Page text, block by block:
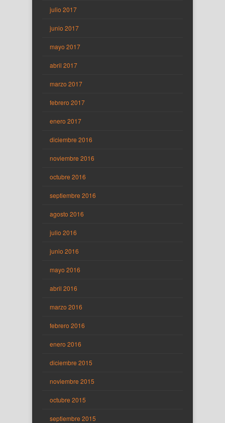
julio 2017
junio 2017
mayo 2017
abril 2017
marzo 2017
febrero 2017
enero 2017
diciembre 2016
noviembre 2016
octubre 2016
septiembre 2016
agosto 2016
julio 2016
junio 2016
mayo 2016
abril 2016
marzo 2016
febrero 2016
enero 2016
diciembre 2015
noviembre 2015
octubre 2015
septiembre 2015